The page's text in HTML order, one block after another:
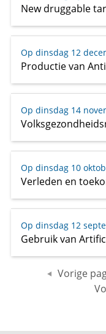
Op dinsdag 12
Productie van
Op dinsdag 14
Op dinsdag 10
Verleden en
Op dinsdag 12
Vorige